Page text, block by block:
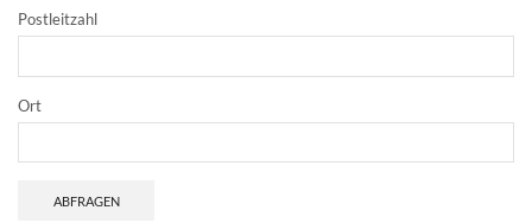
Postleitzahl
Ort
ABFRAGEN